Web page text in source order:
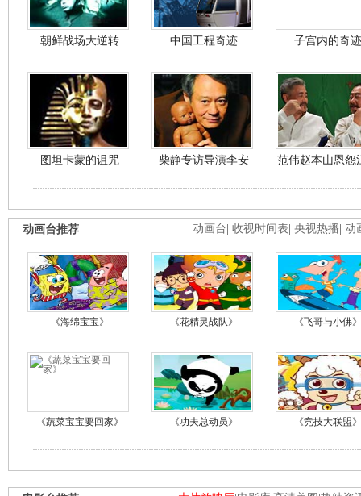
朝鲜战场大逆转 中国工程奇迹 子宫内的奇迹
图坦卡蒙的诅咒 柴静专访导演李安 范伟赵本山恩怨
动画台 收视时间表 央视热播 动
动画台推荐
《海绵宝宝》 《花精灵战队》 《飞哥与小佛》
《蔬菜宝宝要回家》 《功夫总动员》 《竞技大联盟》